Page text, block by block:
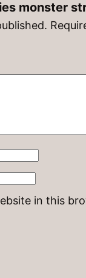
monster
in this